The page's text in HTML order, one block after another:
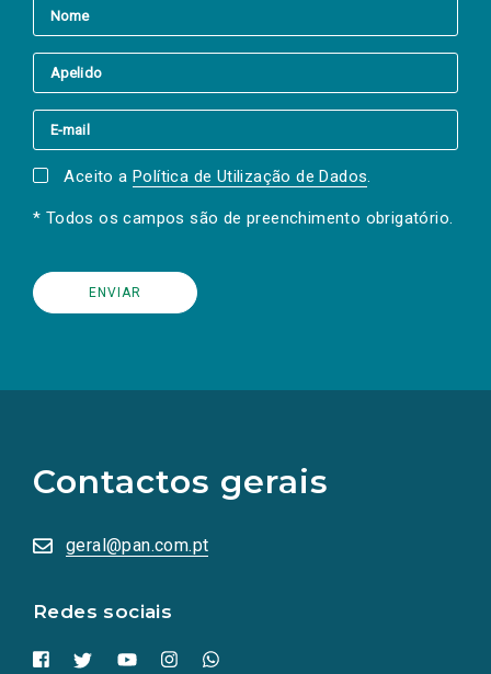
Aceito a Política de Utilização de Dados.
* Todos os campos são de preenchimento obrigatório.
Contactos gerais
geral@pan.com.pt
Redes sociais
redes
sociais
numa
nova